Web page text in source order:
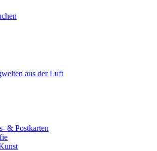
aus der Luft
& Postkarten